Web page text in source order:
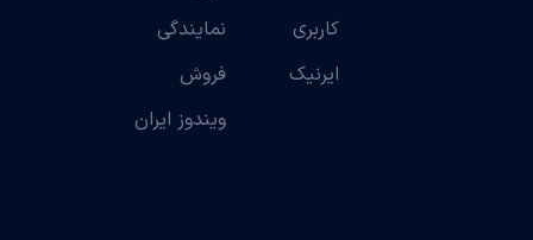
کاربری
ایرنیک
نمایندگی
فروش
ویندوز ایران